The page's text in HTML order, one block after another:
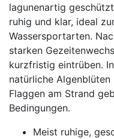
lagunenartig
ruhig und klar, ideal
Wassersportarten.
starken
kurzfristig eintrüben.
natürliche
Flaggen am Strand
Bedingungen.
Meist ruhige,